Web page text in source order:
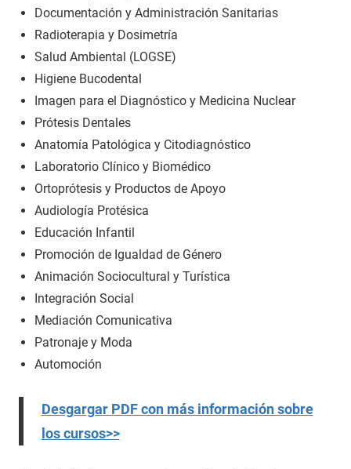
Documentación y Administración Sanitarias
Radioterapia y Dosimetría
Salud Ambiental (LOGSE)
Higiene Bucodental
Imagen para el Diagnóstico y Medicina Nuclear
Prótesis Dentales
Anatomía Patológica y Citodiagnóstico
Laboratorio Clínico y Biomédico
Ortoprótesis y Productos de Apoyo
Audiología Protésica
Educación Infantil
Promoción de Igualdad de Género
Animación Sociocultural y Turística
Integración Social
Mediación Comunicativa
Patronaje y Moda
Automoción
Desgargar PDF con más información sobre
los cursos>>